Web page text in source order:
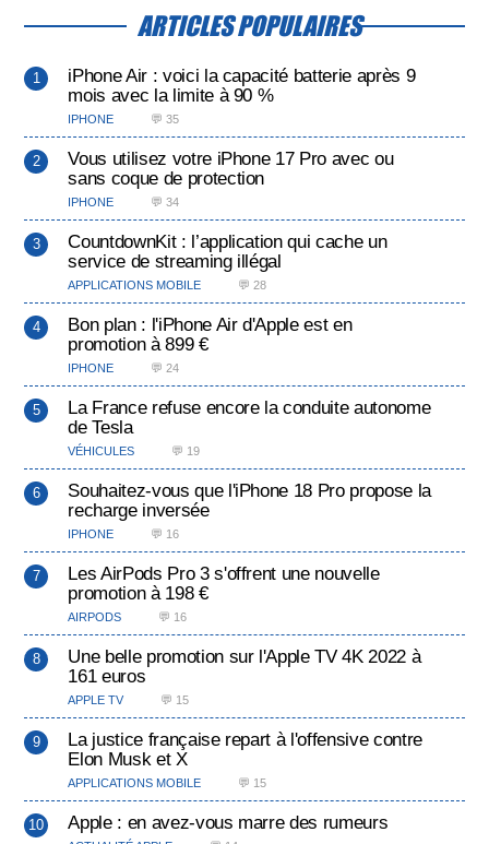
ARTICLES POPULAIRES
iPhone Air : voici la capacité batterie après 9
mois avec la limite à 90 %
IPHONE 💬 35
Vous utilisez votre iPhone 17 Pro avec ou
sans coque de protection
IPHONE 💬 34
CountdownKit : l’application qui cache un
service de streaming illégal
APPLICATIONS MOBILE 💬 28
Bon plan : l'iPhone Air d'Apple est en
promotion à 899 €
IPHONE 💬 24
La France refuse encore la conduite autonome
de Tesla
VÉHICULES 💬 19
Souhaitez-vous que l'iPhone 18 Pro propose la
recharge inversée
IPHONE 💬 16
Les AirPods Pro 3 s'offrent une nouvelle
promotion à 198 €
AIRPODS 💬 16
Une belle promotion sur l'Apple TV 4K 2022 à
161 euros
APPLE TV 💬 15
La justice française repart à l'offensive contre
Elon Musk et X
APPLICATIONS MOBILE 💬 15
Apple : en avez-vous marre des rumeurs